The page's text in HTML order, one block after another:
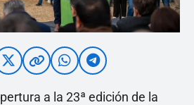
a la 23ª edición de la